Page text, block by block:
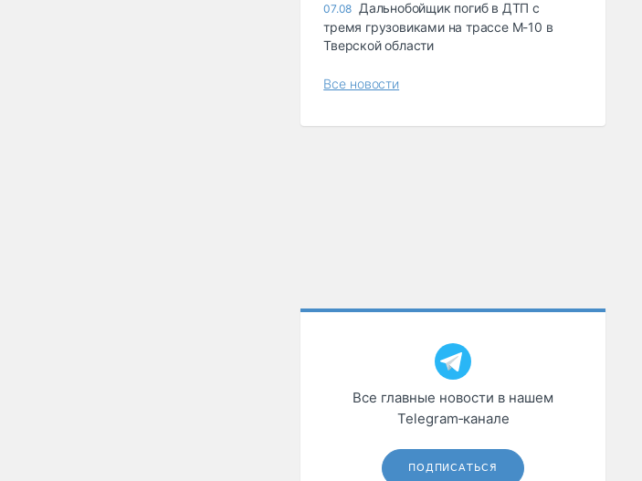
07.08 Дальнобойщик погиб в ДТП с
тремя грузовиками на трассе М-10 в
Тверской области
Все новости
Все главные новости в нашем
Telegram‑канале
ПОДПИСАТЬСЯ